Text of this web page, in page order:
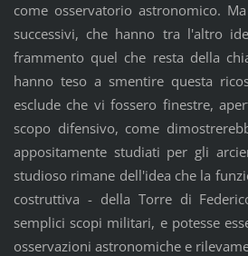
come osservatorio astronomico.
successivi, che hanno tra l'altro
frammento quel che resta della
hanno teso a smentire questa
esclude che vi fossero finestre,
scopo difensivo, come
appositamente studiati per gli
studioso rimane dell'idea che la
costruttiva - della Torre di
semplici scopi militari, e potesse
osservazioni astronomiche e